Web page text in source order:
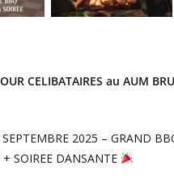
CELIBATAIRES au AUM
2025 – GRAND
+ SOIREE DANSANTE